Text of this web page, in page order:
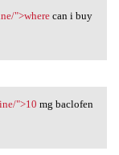
">wherecan i buy
">10 mg baclofen